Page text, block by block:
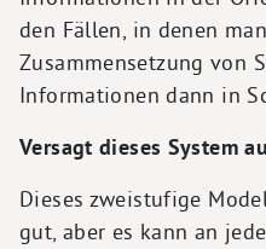
den Fällen, in denen
Zusammensetzung von
Informationen dann in
Versagt dieses System
Dieses zweistufige
gut, aber es kann an